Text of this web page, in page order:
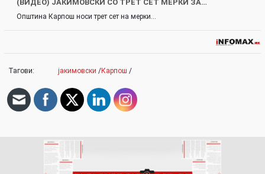
(ВИДЕО) ЈАКИМОВСКИ СО ТРЕТ СЕТ МЕРКИ ЗА…
Општина Карпош носи трет сет на мерки…
Тагови: јакимовски /Карпош /